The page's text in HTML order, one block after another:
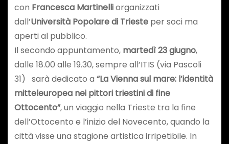
con Francesca Martinelliorganizzati
dall’Università Popolare di Triesteper soci ma
aperti al pubblico.
Il secondo appuntamento, martedì 23 giugno,
dalle 18.00 alle 19.30, sempre all’ITIS (via Pascoli
31) sarà dedicato a “La Vienna sul mare: l’identità
mitteleuropea nei pittori triestini di fine
Ottocento”, un viaggio nella Trieste tra la fine
dell’Ottocento e l’inizio del Novecento, quando la
città visse una stagione artistica irripetibile. In